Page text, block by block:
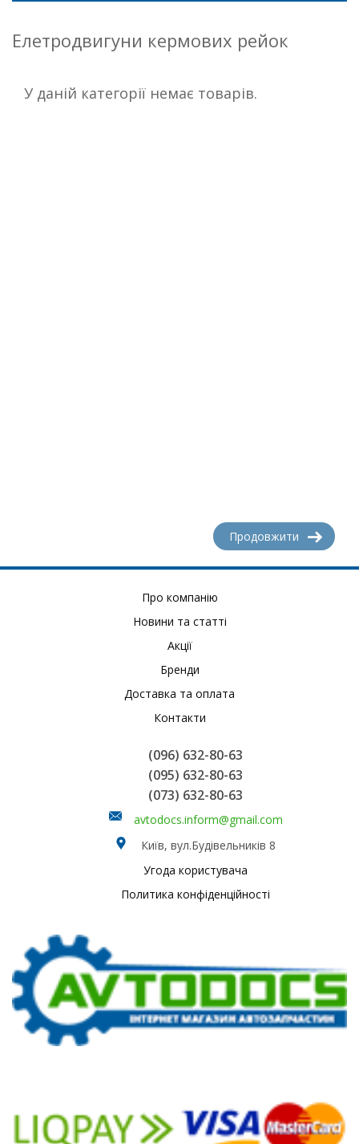
Елетродвигуни кермових рейок
У даній категорії немає товарів.
Продовжити
Про компанію
Новини та статті
Акції
Бренди
Доставка та оплата
Контакти
(096) 632-80-63
(095) 632-80-63
(073) 632-80-63
avtodocs.inform@gmail.com
Київ, вул.Будівельників 8
Угода користувача
Политика конфіденційності